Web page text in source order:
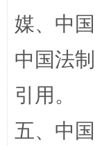
媒、中
中国法
引用。
五、中